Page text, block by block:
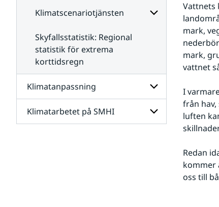
Undersidor
havsnivåer
Klimatscenariotjänsten
Undersidor
Skyfallsstatistik: Regional
statistik för extrema
korttidsregn
Klimatanpassning
Undersidor
för
Klimatanpassning
Klimatarbetet på SMHI
Klimatarbetet
Vattnets
mark,
mark,
vattnet
I
från
luften
Redan
kommer
oss till